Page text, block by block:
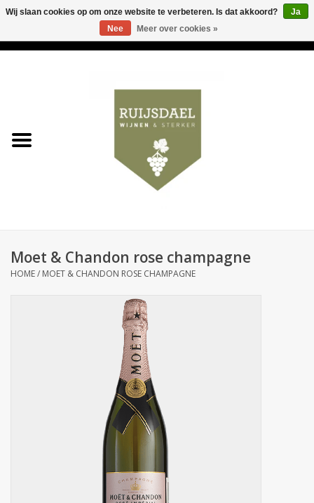
& sterker
Contact
Moet & Chandon rose champagne
HOME/ MOET & CHANDON ROSE CHAMPAGNE
Wij slaan cookies op om onze website te verbeteren. Is dat akkoord?
Ja
Nee
Meer over cookies »